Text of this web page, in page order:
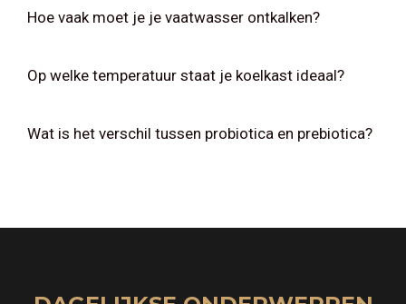
Hoe vaak moet je je vaatwasser ontkalken?
Op welke temperatuur staat je koelkast ideaal?
Wat is het verschil tussen probiotica en prebiotica?